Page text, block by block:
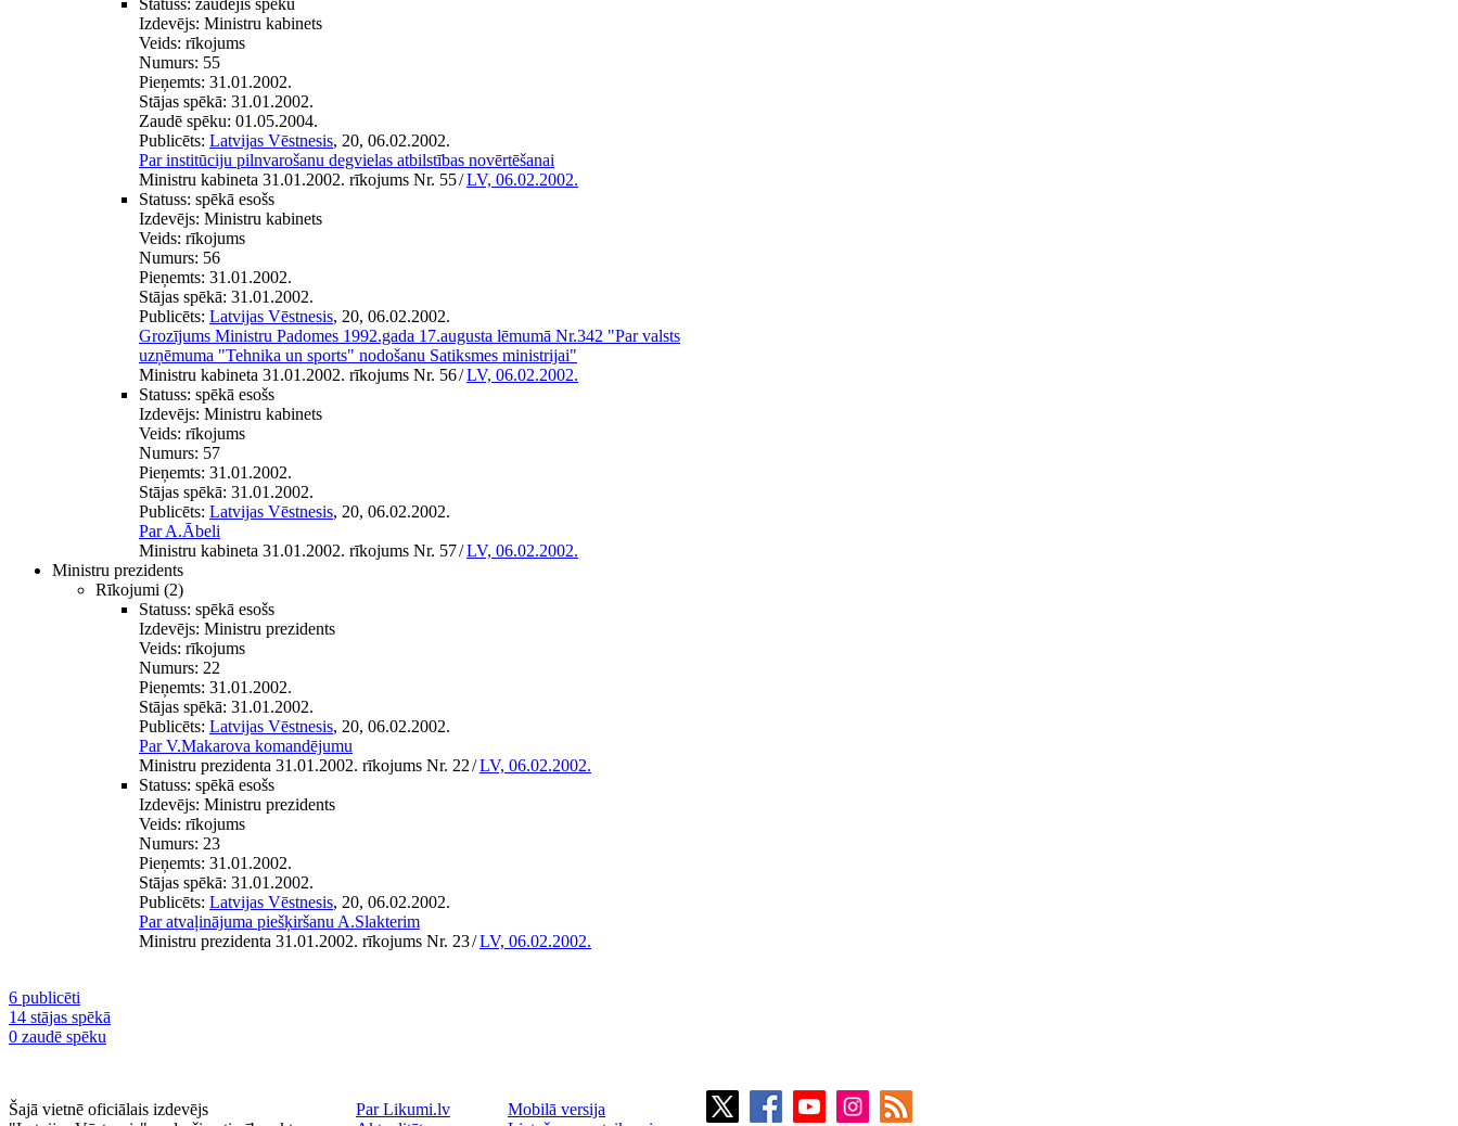
Izdevējs: Ministru kabinets
Veids: rīkojums
Numurs: 55
Pieņemts: 31.01.2002.
Stājas spēkā: 31.01.2002.
Zaudē spēku: 01.05.2004.
Publicēts: Latvijas Vēstnesis, 20, 06.02.2002.
Par institūciju pilnvarošanu degvielas atbilstības novērtēšanai
Ministru kabineta 31.01.2002. rīkojums Nr. 55/LV, 06.02.2002.
Statuss: spēkā esošs
Izdevējs: Ministru kabinets
Veids: rīkojums
Numurs: 56
Pieņemts: 31.01.2002.
Stājas spēkā: 31.01.2002.
Publicēts: Latvijas Vēstnesis, 20, 06.02.2002.
Grozījums Ministru Padomes 1992.gada 17.augusta lēmumā Nr.342 "Par valsts
uzņēmuma "Tehnika un sports" nodošanu Satiksmes ministrijai"
Ministru kabineta 31.01.2002. rīkojums Nr. 56/LV, 06.02.2002.
Statuss: spēkā esošs
Izdevējs: Ministru kabinets
Veids: rīkojums
Numurs: 57
Pieņemts: 31.01.2002.
Stājas spēkā: 31.01.2002.
Publicēts: Latvijas Vēstnesis, 20, 06.02.2002.
Par A.Ābeli
Ministru kabineta 31.01.2002. rīkojums Nr. 57/LV, 06.02.2002.
Ministru prezidents
Rīkojumi (2)
Statuss: spēkā esošs
Izdevējs: Ministru prezidents
Veids: rīkojums
Numurs: 22
Pieņemts: 31.01.2002.
Stājas spēkā: 31.01.2002.
Publicēts: Latvijas Vēstnesis, 20, 06.02.2002.
Par V.Makarova komandējumu
Ministru prezidenta 31.01.2002. rīkojums Nr. 22/LV, 06.02.2002.
Statuss: spēkā esošs
Izdevējs: Ministru prezidents
Veids: rīkojums
Numurs: 23
Pieņemts: 31.01.2002.
Stājas spēkā: 31.01.2002.
Publicēts: Latvijas Vēstnesis, 20, 06.02.2002.
Par atvaļinājuma piešķiršanu A.Slakterim
Ministru prezidenta 31.01.2002. rīkojums Nr. 23/LV, 06.02.2002.
6 publicēti
14 stājas spēkā
0 zaudē spēku
Šajā vietnē oficiālais izdevējs
Par Likumi.lv
Mobilā versija